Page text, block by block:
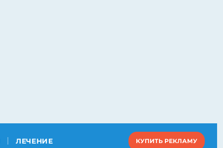
ЛЕЧЕНИЕ КУПИТЬ РЕКЛАМУ